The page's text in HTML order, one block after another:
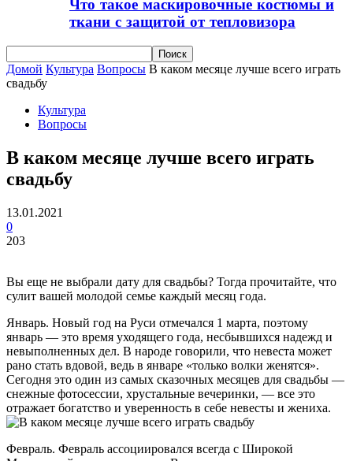
Что такое маскировочные костюмы и
ткани с защитой от тепловизора
Домой Культура Вопросы В каком месяце лучше всего играть
свадьбу
Культура
Вопросы
В каком месяце лучше всего играть
свадьбу
13.01.2021
0
203
Вы еще не выбрали дату для свадьбы? Тогда прочитайте, что
сулит вашей молодой семье каждый месяц года.
Январь. Новый год на Руси отмечался 1 марта, поэтому
январь — это время уходящего года, несбывшихся надежд и
невыполненных дел. В народе говорили, что невеста может
рано стать вдовой, ведь в январе «только волки женятся».
Сегодня это один из самых сказочных месяцев для свадьбы —
снежные фотосессии, хрустальные вечеринки, — все это
отражает богатство и уверенность в себе невесты и жениха.
Февраль. Февраль ассоциировался всегда с Широкой